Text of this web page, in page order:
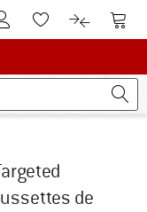
Vers le compte client
Vers la liste
Vers le
de